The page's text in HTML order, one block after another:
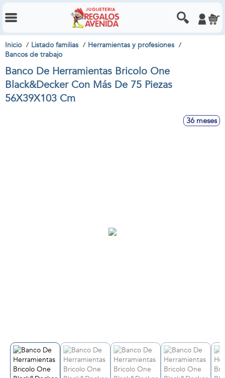
Inicio Listado familias
Herramientas y profesiones
Bancos de trabajo
Banco De Herramientas Bricolo One
Black&Decker Con Más De 75 Piezas
56X39X103 Cm
36 meses